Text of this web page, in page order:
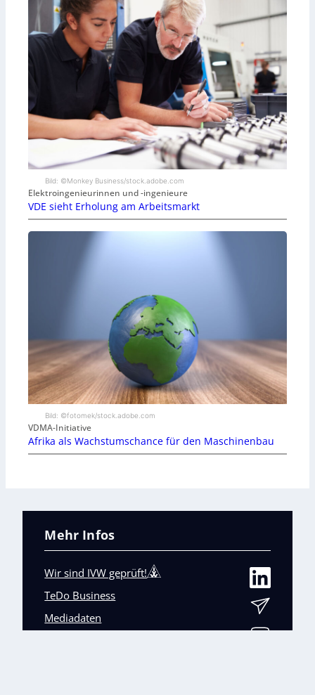
Bild: ©Monkey Business/stock.adobe.com
Elektroingenieurinnen und -ingenieure
VDE sieht Erholung am Arbeitsmarkt
Bild: ©fotomek/stock.adobe.com
VDMA-Initiative
Afrika als Wachstumschance für den Maschinenbau
Mehr Infos
Wir sind IVW geprüft!
TeDo Business
Mediadaten